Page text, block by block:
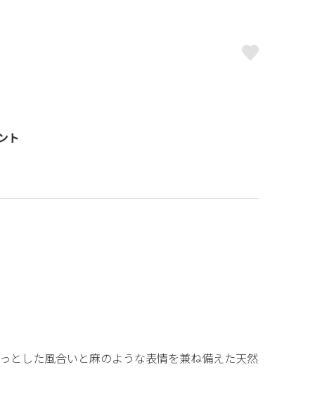
ト
とした風合いと麻のような表情を兼ね備えた天然